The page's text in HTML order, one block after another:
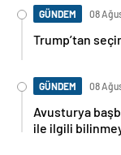
GÜNDEM 08
Trump’tan
GÜNDEM 08
Avusturya
ile ilgili